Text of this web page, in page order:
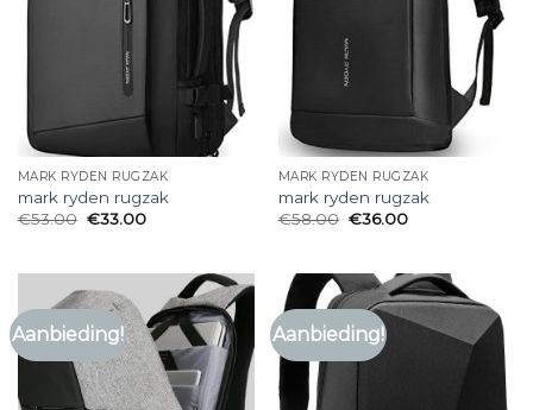
MARK RYDEN RUGZAK
mark ryden rugzak
€53.00 €33.00
MARK RYDEN RUGZAK
mark ryden rugzak
€58.00 €36.00
Aanbieding! Aanbieding!